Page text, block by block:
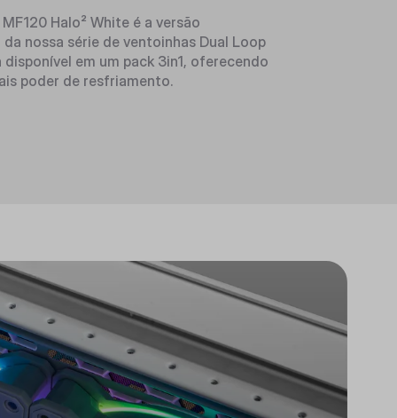
Halo² White é a versão
nossa série de ventoinhas Dual Loop
em um pack 3in1, oferecendo
poder de resfriamento.